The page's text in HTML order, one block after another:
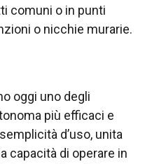
comuni o in punti
o nicchie murarie.
oggi uno degli
più efficaci e
d’uso, unita
capacità di operare in